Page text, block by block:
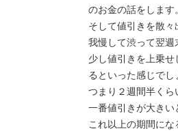
のお金の話をします。
そして値引きを散
我慢して渋って翌
少し値引きを上乗
るといった感じでし
つまり２週間半く
一番値引きが大きい
これ以上の期間に